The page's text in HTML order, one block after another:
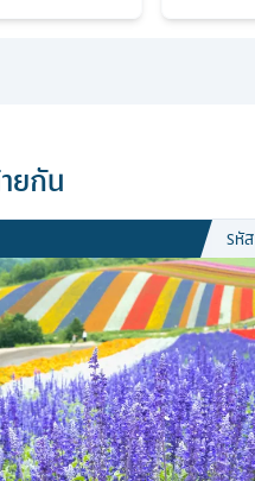
ยกัน
รหัส